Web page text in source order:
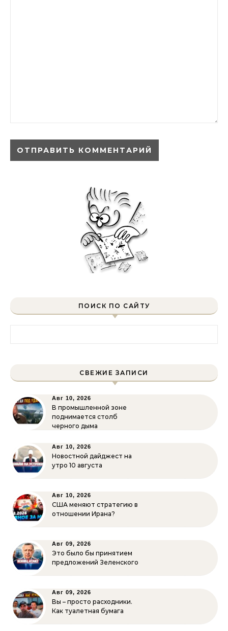
ПОИСК ПО САЙТУ
СВЕЖИЕ ЗАПИСИ
Авг 10, 2026
В промышленной зоне
поднимается столб
черного дыма
Авг 10, 2026
Новостной дайджест на
утро 10 августа
Авг 10, 2026
США меняют стратегию в
отношении Ирана?
Авг 09, 2026
Это было бы принятием
предложений Зеленского
Авг 09, 2026
Вы – просто расходники.
Как туалетная бумага